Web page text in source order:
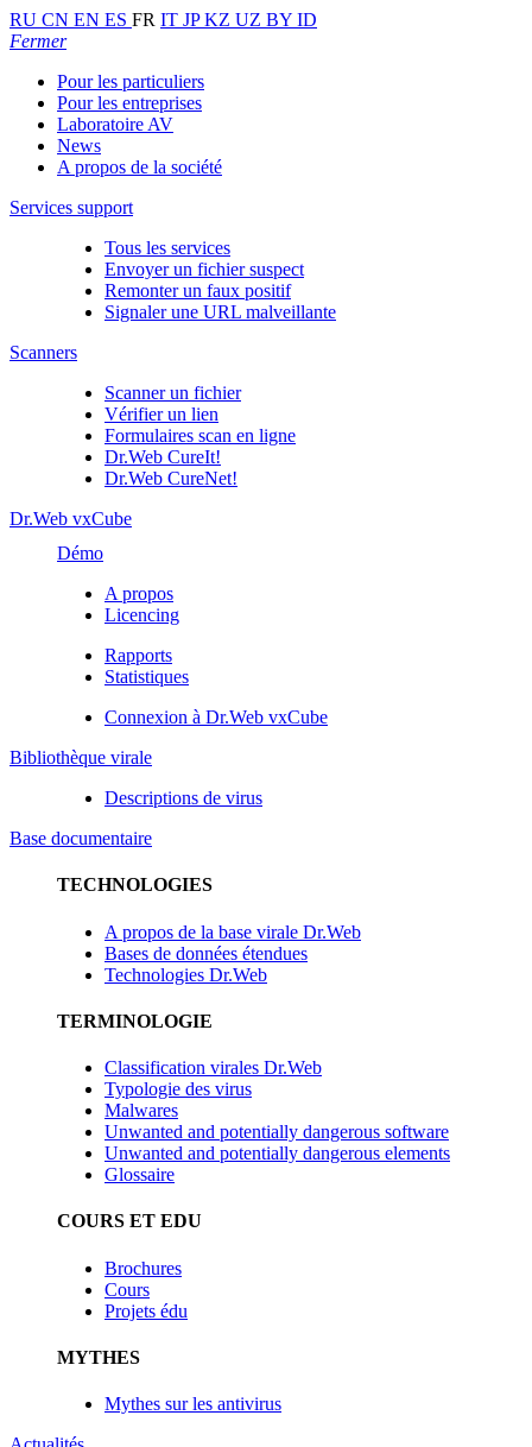
RU CN EN ES FR IT JPKZ UZ BY ID
Fermer
Pour les particuliers
Pour les entreprises
Laboratoire AV
News
A propos de la société
Services support
Tous les services
Envoyer un fichier suspect
Remonter un faux positif
Signaler une URL malveillante
Scanners
Scanner un fichier
Vérifier un lien
Formulaires scan en ligne
Dr.Web CureIt!
Dr.Web CureNet!
Dr.Web vxCube
Démo
A propos
Licencing
Rapports
Statistiques
Connexion à Dr.Web vxCube
Bibliothèque virale
Descriptions de virus
Base documentaire
TECHNOLOGIES
A propos de la base virale Dr.Web
Bases de données étendues
Technologies Dr.Web
TERMINOLOGIE
Classification virales Dr.Web
Typologie des virus
Malwares
Unwanted and potentially dangerous software
Unwanted and potentially dangerous elements
Glossaire
COURS ET EDU
Brochures
Cours
Projets édu
MYTHES
Mythes sur les antivirus